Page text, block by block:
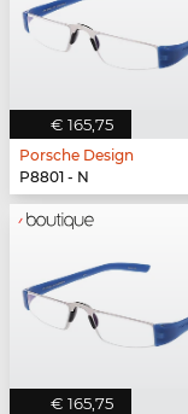
€ 165,75
Porsche Design
P8801 - N
€ 165,75